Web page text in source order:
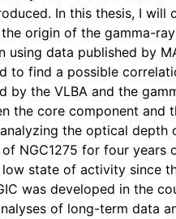
In this thesis, I
origin of the gamma-
data published by
to find a possible
by the VLBA and the
the core component and
the optical
NGC1275 for four years
state of activity since
was developed in the
of long-term data